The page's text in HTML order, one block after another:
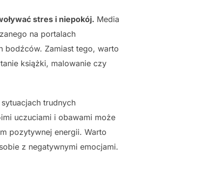
stres i niepokój. Media
na portalach
bodźców. Zamiast tego, warto
książki, malowanie czy
trudnych
uczuciami i obawami może
pozytywnej energii. Warto
z negatywnymi emocjami.